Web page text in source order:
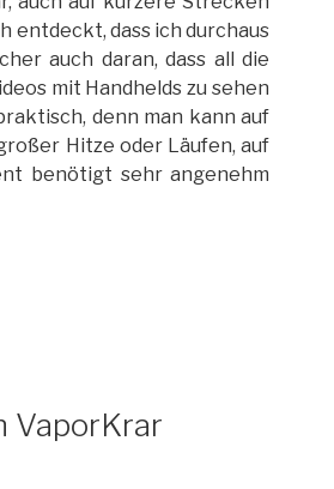
entdeckt, dass ich durchaus
auch daran, dass all die
mit Handhelds zu sehen
denn man kann auf
Hitze oder Läufen, auf
benötigt sehr angenehm
VaporKrar